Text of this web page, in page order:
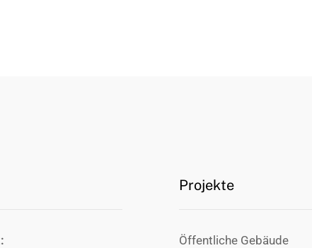
Projekte
Öffentliche Gebäude